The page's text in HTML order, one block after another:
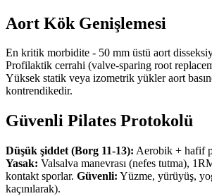
Aort Kök Genişlemesi
En kritik morbidite - 50 mm üstü aort
Profilaktik cerrahi (valve-sparing root
Yüksek statik veya izometrik yükler aort
kontrendikedir.
Güvenli Pilates Protokolü
Düşük şiddet (Borg 11-13): Aerobik + hafif
Yasak: Valsalva manevrası (nefes tutma),
kontakt sporlar. Güvenli: Yüzme, yürüyüş,
kaçınılarak).